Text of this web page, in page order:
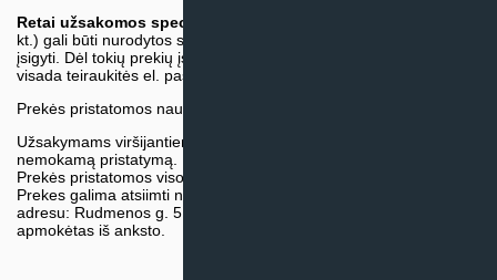
Retai užsakomos specifinės prekė
kt.) gali būti nurodytos su preliminaria kaina, be galimybės jų
įsigyti. Dėl tokių prekių įsigijimo, tikslios kainos ir tiekimo termino
visada teiraukitės el. paštu:
Prekės pristatomos naudojantis kurjerių tarnybų paslaugomis.
Užsakymams viršijantiems 300€ sumą visuomet taikome
nemokamą pristatymą.
Prekės pristatomos visoje Lietuvos teritorijoje.
Prekes galima atsiimti nemokamai patiems, mūsų sandėlio
adresu: Rudmenos g. 5, Kaunas. Užsakymas turi būti pateiktas ir
apmokėtas iš anksto.